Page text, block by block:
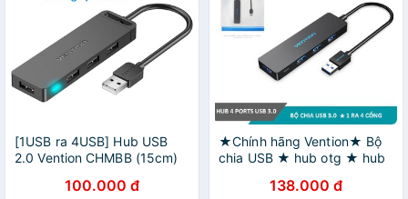
[1USB ra 4USB] Hub USB
2.0 Vention CHMBB (15cm)
100.000 đ
★Chính hãng Vention★ Bộ
chia USB ★ hub otg ★ hub
VENTION138.000 đ